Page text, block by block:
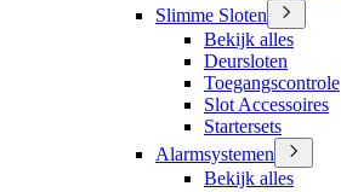
Slimme Sloten
Bekijk alles
Deursloten
Toegangscontrole
Slot Accessoires
Startersets
Alarmsystemen
Bekijk alles